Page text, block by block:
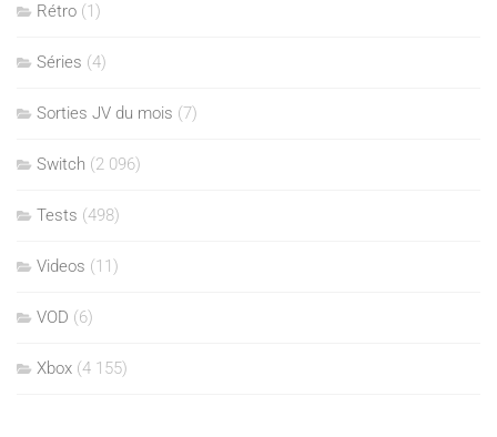
Rétro (1)
Séries (4)
Sorties JV du mois (7)
Switch (2 096)
Tests (498)
Videos (11)
VOD (6)
Xbox (4 155)